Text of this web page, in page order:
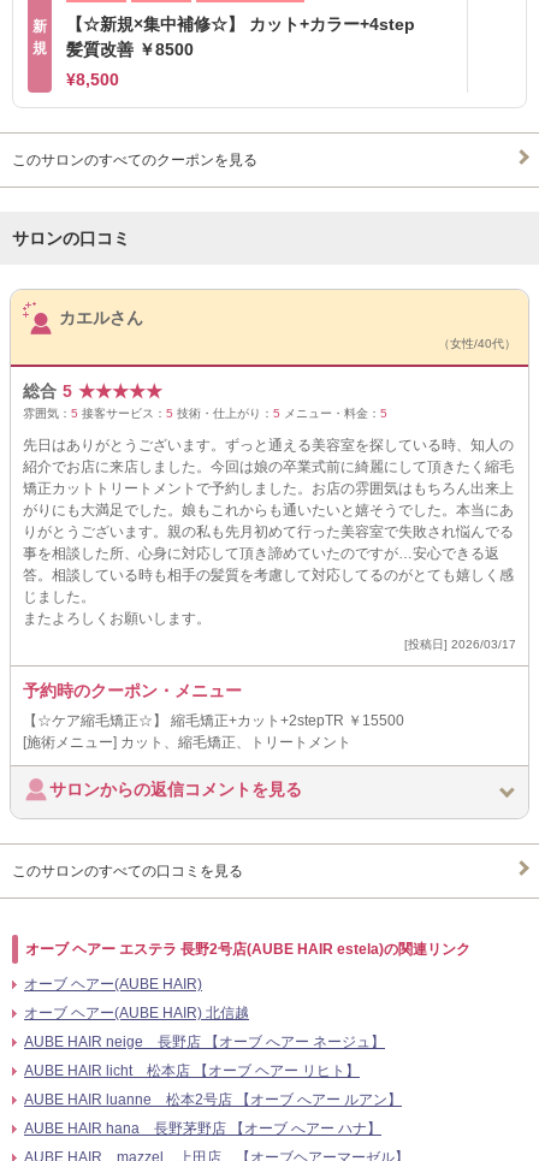
新
規
【☆新規×集中補修☆】 カット+カラー+4step
髪質改善 ￥8500
¥8,500
このサロンのすべてのクーポンを見る
サロンの口コミ
サロンPick Up
カエルさん
（女性/40代）
総合 5 ★★★★★
雰囲気： 5 接客サービス： 5 技術・仕上がり： 5 メニュー・料金： 5
先日はありがとうございます。ずっと通える美容室を探している時、知人の
紹介でお店に来店しました。今回は娘の卒業式前に綺麗にして頂きたく縮毛
矯正カットトリートメントで予約しました。お店の雰囲気はもちろん出来上
がりにも大満足でした。娘もこれからも通いたいと嬉そうでした。本当にあ
りがとうございます。親の私も先月初めて行った美容室で失敗され悩んでる
事を相談した所、心身に対応して頂き諦めていたのですが…安心できる返
答。相談している時も相手の髪質を考慮して対応してるのがとても嬉しく感
じました。
またよろしくお願いします。
[投稿日] 2026/03/17
予約時のクーポン・メニュー
【☆ケア縮毛矯正☆】 縮毛矯正+カット+2stepTR ￥15500
[施術メニュー] カット、縮毛矯正、トリートメント
サロンからの返信コメントを見る
このサロンのすべての口コミを見る
オーブ ヘアー エステラ 長野2号店(AUBE HAIR estela)の関連リンク
オーブ ヘアー(AUBE HAIR)
オーブ ヘアー(AUBE HAIR) 北信越
AUBE HAIR neige 長野店 【オーブ へアー ネージュ】
AUBE HAIR licht 松本店 【オーブ ヘアー リヒト】
AUBE HAIR luanne 松本2号店 【オーブ へアー ルアン】
AUBE HAIR hana 長野茅野店 【オーブ へアー ハナ】
AUBE HAIR mazzel 上田店 【オーブヘアーマーゼル】